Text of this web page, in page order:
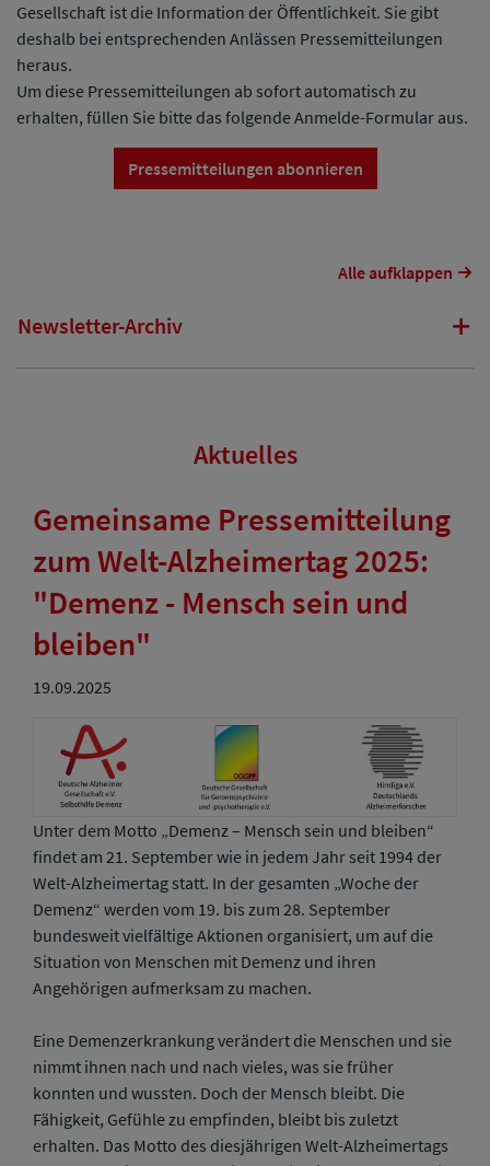
Gesellschaft ist die Information der Öffentlichkeit. Sie gibt
deshalb bei entsprechenden Anlässen Pressemitteilungen
heraus.
Um diese Pressemitteilungen ab sofort automatisch zu
erhalten, füllen Sie bitte das folgende Anmelde-Formular aus.
Pressemitteilungen abonnieren
Alle aufklappen
Newsletter-Archiv
Aktuelles
Gemeinsame Pressemitteilung
zum Welt-Alzheimertag 2025:
"Demenz - Mensch sein und
bleiben"
19.09.2025
Unter dem Motto „Demenz – Mensch sein und bleiben“
findet am 21. September wie in jedem Jahr seit 1994 der
Welt-Alzheimertag statt. In der gesamten „Woche der
Demenz“ werden vom 19. bis zum 28. September
bundesweit vielfältige Aktionen organisiert, um auf die
Situation von Menschen mit Demenz und ihren
Angehörigen aufmerksam zu machen.
Eine Demenzerkrankung verändert die Menschen und sie
nimmt ihnen nach und nach vieles, was sie früher
konnten und wussten. Doch der Mensch bleibt. Die
Fähigkeit, Gefühle zu empfinden, bleibt bis zuletzt
erhalten. Das Motto des diesjährigen Welt-Alzheimertags